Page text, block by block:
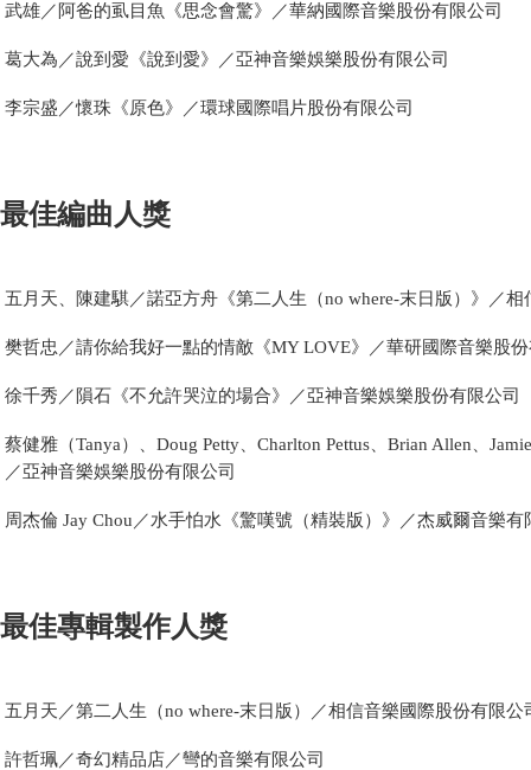
武雄／阿爸的虱目魚《思念會驚》／華納國際音樂股份有限公司
葛大為／說到愛《說到愛》／亞神音樂娛樂股份有限公司
李宗盛／懷珠《原色》／環球國際唱片股份有限公司
最佳編曲人獎
五月天、陳建騏／諾亞方舟《第二人生（no where-末日版）》／
樊哲忠／請你給我好一點的情敵《MY LOVE》／華研國際音樂股
徐千秀／隕石《不允許哭泣的場合》／亞神音樂娛樂股份有限公司
蔡健雅（Tanya）、Doug Petty、Charlton Pettus、Brian Allen、
／亞神音樂娛樂股份有限公司
周杰倫 Jay Chou／水手怕水《驚嘆號（精裝版）》／杰威爾音樂有
最佳專輯製作人獎
五月天／第二人生（no where-末日版）／相信音樂國際股份有限公
許哲珮／奇幻精品店／彎的音樂有限公司